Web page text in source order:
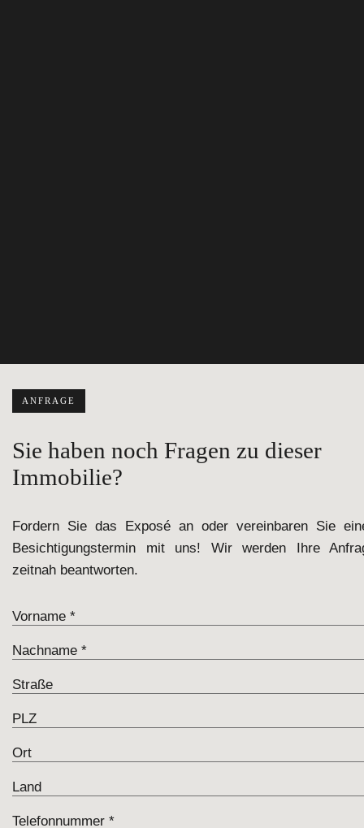
ANFRAGE
Sie haben noch Fragen zu dieser
Immobilie?
Fordern Sie das Exposé an oder vereinbaren Sie
Besichtigungstermin mit uns! Wir werden Ihre
zeitnah beantworten.